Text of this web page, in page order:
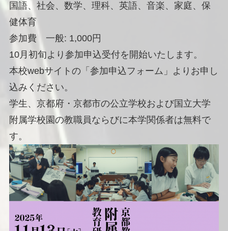
国語、社会、数学、理科、英語、音楽、家庭、保
健体育
参加費 一般: 1,000円
10月初旬より参加申込受付を開始いたします。
本校webサイトの「参加申込フォーム」よりお申し
込みください。
学生、京都府・京都市の公立学校および国立大学
附属学校園の教職員ならびに本学関係者は無料で
す。